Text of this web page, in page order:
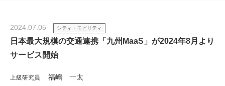
2024.07.05 シティ・モビリティ
日本最大規模の交通連携「九州MaaS」が2024年8月より
サービス開始
上級研究員 福嶋 一太